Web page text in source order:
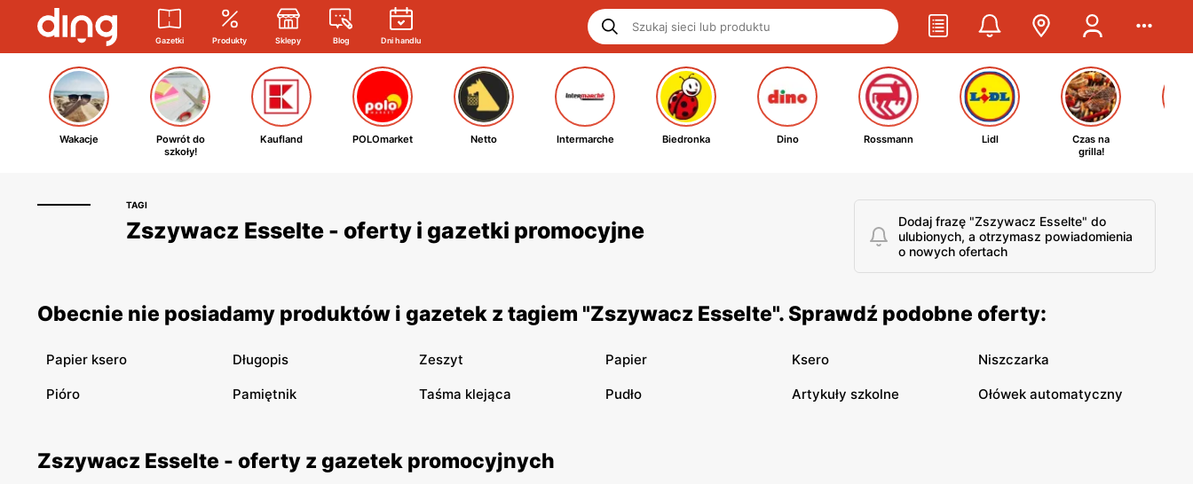
Gazetki Produkty Sklepy Blog Dni handlu
Wakacje
Powrót do
szkoły!
Kaufland POLOmarket Netto Intermarche Biedronka Dino Rossmann Lidl
Czas na
grilla!
TAGI
Zszywacz Esselte - oferty i gazetki promocyjne
Dodaj frazę "Zszywacz Esselte" do
ulubionych, a otrzymasz powiadomienia
o nowych ofertach
Obecnie nie posiadamy produktów i gazetek z tagiem "Zszywacz Esselte". Sprawdź podobne oferty:
Papier ksero Długopis Zeszyt Papier Ksero Niszczarka
Pióro Pamiętnik Taśma klejąca Pudło Artykuły szkolne Ołówek automatyczny
Zszywacz Esselte - oferty z gazetek promocyjnych